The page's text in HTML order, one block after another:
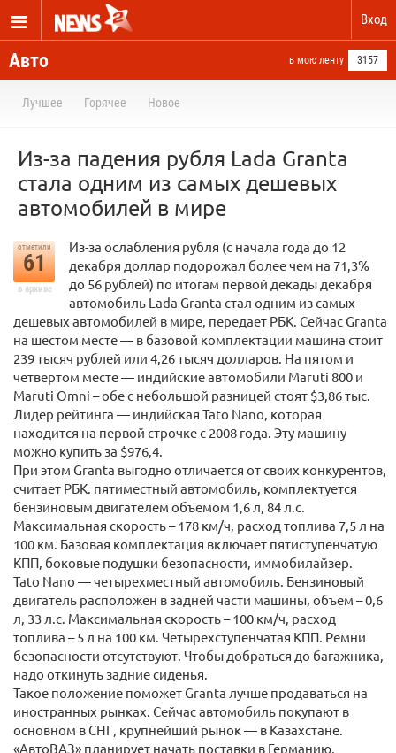
Вход
Авто в мою ленту 3157
Лучшее Горячее Новое
Из-за падения рубля Lada Granta
стала одним из самых дешевых
автомобилей в мире
отметили
61
в архиве
Из-за ослабления рубля (с начала года до 12
декабря доллар подорожал более чем на 71,3%
до 56 рублей) по итогам первой декады декабря
автомобиль Lada Granta стал одним из самых
дешевых автомобилей в мире, передает РБК. Сейчас Granta
на шестом месте — в базовой комплектации машина стоит
239 тысяч рублей или 4,26 тысяч долларов. На пятом и
четвертом месте — индийские автомобили Maruti 800 и
Maruti Omni – обе с небольшой разницей стоят $3,86 тыс.
Лидер рейтинга — индийская Tato Nano, которая
находится на первой строчке с 2008 года. Эту машину
можно купить за $976,4.
При этом Granta выгодно отличается от своих конкурентов,
считает РБК. пятиместный автомобиль, комплектуется
бензиновым двигателем объемом 1,6 л, 84 л.с.
Максимальная скорость – 178 км/ч, расход топлива 7,5 л на
100 км. Базовая комплектация включает пятиступенчатую
КПП, боковые подушки безопасности, иммобилайзер.
Tato Nano — четырехместный автомобиль. Бензиновый
двигатель расположен в задней части машины, объем – 0,6
л, 33 л.с. Максимальная скорость – 100 км/ч, расход
топлива – 5 л на 100 км. Четырехступенчатая КПП. Ремни
безопасности отсутствуют. Чтобы добраться до багажника,
надо откинуть задние сиденья.
Такое положение поможет Granta лучше продаваться на
иностранных рынках. Сейчас автомобиль покупают в
основном в СНГ, крупнейший рынок — в Казахстане.
«АвтоВАЗ» планирует начать поставки в Германию,